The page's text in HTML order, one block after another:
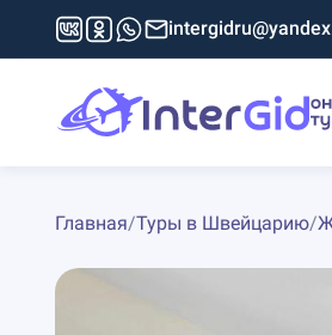
Главная/Туры в Швейцарию/